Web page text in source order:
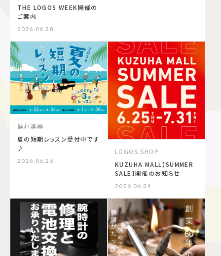
THE LOGOS WEEK開催の
ご案内
2026.06.28
島村楽器
夏の短期レッスン受付中です
♪
2026.06.26
LOGOS SHOP
KUZUHA MALL【SUMMER
SALE】開催のお知らせ
2026.06.24